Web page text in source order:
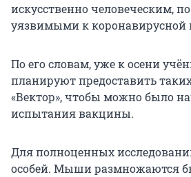
искусственно человеческим,
уязвимыми к коронавирусной
По его словам, уже к осени
планируют предоставить
«Вектор», чтобы можно было
испытания вакцины.
Для полноценных
особей. Мыши размножаются